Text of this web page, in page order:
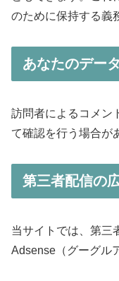
のために保持する義
あなたのデー
訪問者によるコメン
て確認を行う場合が
第三者配信の
当サイトでは、第三
Adsense（グーグル